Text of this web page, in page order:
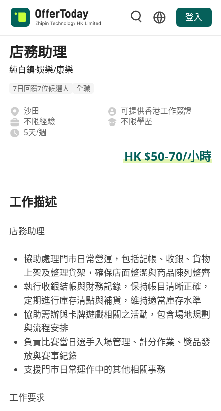
登入
店務助理
純白鎮·娛樂/康樂
7日回覆7位候選人 全職
沙田
可提供香港工作簽證
不限經驗
不限學歷
5天/週
HK $50-70/小時
工作描述
店務助理
協助處理門市日常營運，包括記帳、收銀、貨物
上架及整理貨架，確保店面整潔與商品陳列整齊
執行收銀結帳與財務記錄，保持帳目清晰正確，
定期進行庫存清點與補貨，維持適當庫存水準
協助籌辦與卡牌遊戲相關之活動，包含場地規劃
與流程安排
負責比賽當日選手入場管理、計分作業、獎品發
放與賽事紀錄
支援門市日常運作中的其他相關事務
工作要求